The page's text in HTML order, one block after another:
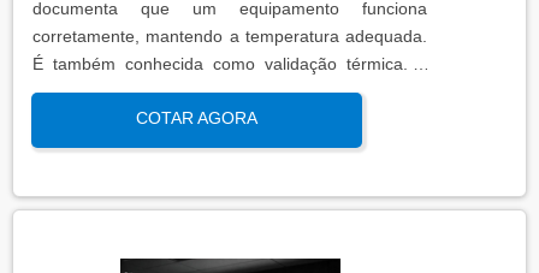
documenta que um equipamento funciona
corretamente, mantendo a temperatura adequada.
É também conhecida como validação térmica. A
qualificação térmica é importante para garantir a
qualidade e eficiência de equipamentos que
precisam de controle de temperatura. É aplicada a
produtos, como autoclaves, estufas, câmaras frias,
qualificação térmica é apresentado em um relatório
COTAR AGORA